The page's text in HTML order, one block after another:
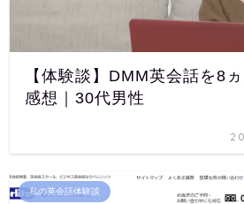
【体験談】DMM英会話を8
感想｜30代男性
私の英会話体験談